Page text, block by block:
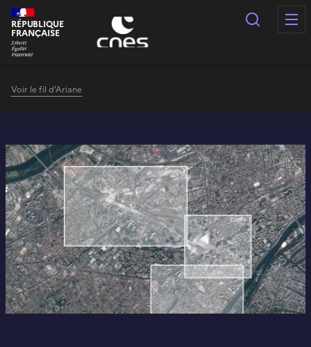
Panneau de gestion des cookies
RÉPUBLIQUE
FRANÇAISE
Voir le fil d'Ariane